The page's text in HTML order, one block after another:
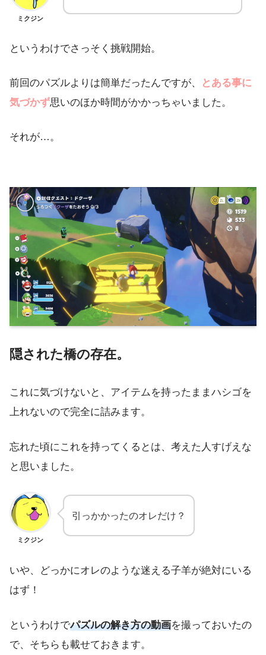
ミクジン
というわけでさっそく挑戦開始。
前回のパズルよりは簡単だったんですが、
とある事に
気づかず思いのほか時間がかかっちゃいました。
それが…。
隠された橋の存在。
これに気づけないと、アイテムを持ったままハシゴを
上れないので完全に詰みます。
忘れた頃にこれを持ってくるとは、考えた人すげえな
と思いました。
ミクジン
引っかかったのオレだけ？
いや、どっかにオレのような迷える子羊が絶対にいる
はず！
というわけでパズルの解き方の動画を撮っておいたの
で、そちらも載せておきます。